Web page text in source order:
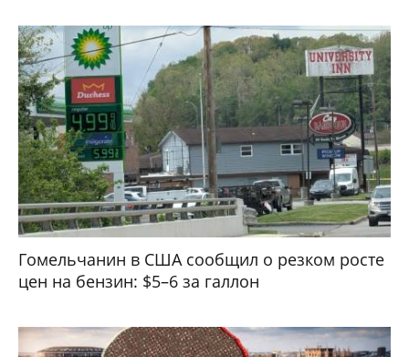
Гомельчанин в США сообщил о резком росте
цен на бензин: $5–6 за галлон